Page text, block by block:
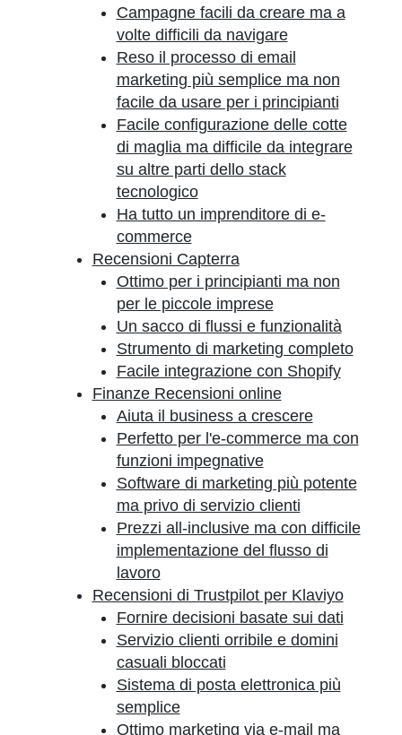
Campagne facili da creare ma a
volte difficili da navigare
Reso il processo di email
marketing più semplice ma non
facile da usare per i principianti
Facile configurazione delle cotte
di maglia ma difficile da integrare
su altre parti dello stack
tecnologico
Ha tutto un imprenditore di e-
commerce
Recensioni Capterra
Ottimo per i principianti ma non
per le piccole imprese
Un sacco di flussi e funzionalità
Strumento di marketing completo
Facile integrazione con Shopify
Finanze Recensioni online
Aiuta il business a crescere
Perfetto per l'e-commerce ma con
funzioni impegnative
Software di marketing più potente
ma privo di servizio clienti
Prezzi all-inclusive ma con difficile
implementazione del flusso di
lavoro
Recensioni di Trustpilot per Klaviyo
Fornire decisioni basate sui dati
Servizio clienti orribile e domini
casuali bloccati
Sistema di posta elettronica più
semplice
Ottimo marketing via e-mail ma